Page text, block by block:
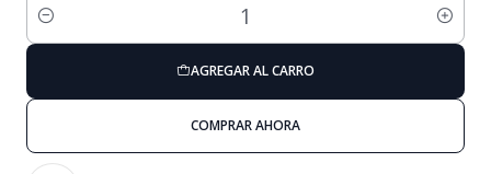
Cantidad
AGREGAR AL CARRO
COMPRAR AHORA